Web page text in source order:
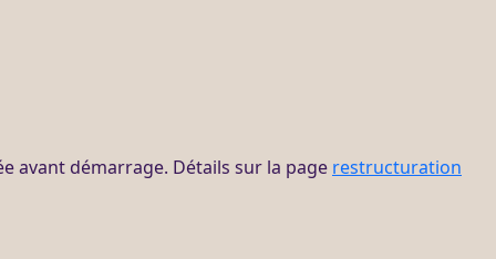
avant démarrage. Détails sur la page restructuration